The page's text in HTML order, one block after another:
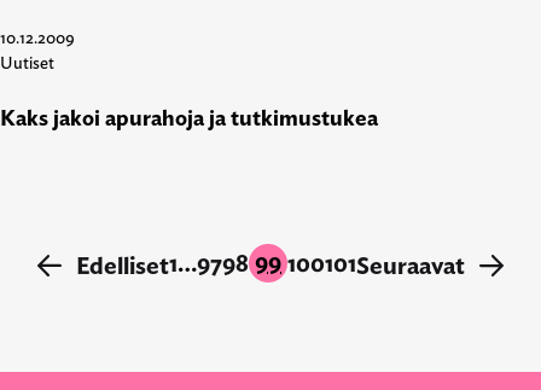
10.12.2009
Uutiset
Kaks jakoi apurahoja ja tutkimustukea
← Edelliset1…9798 99 100101Seuraavat →